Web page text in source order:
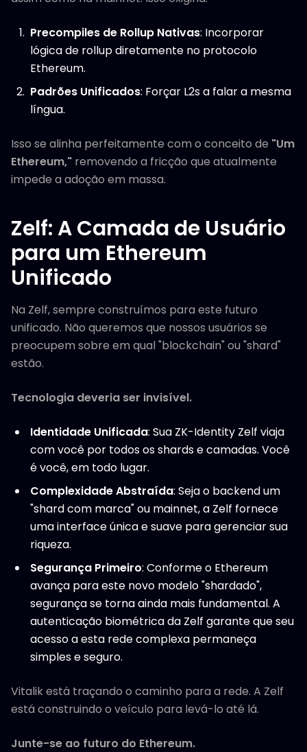
Precompiles de Rollup Nativas: Incorporar
lógica de rollup diretamente no protocolo
Ethereum.
Padrões Unificados: Forçar L2s a falar a mesma
língua.
Isso se alinha perfeitamente com o conceito de "Um
Ethereum," removendo a fricção que atualmente
impede a adoção em massa.
Zelf: A Camada de Usuário
para um Ethereum
Unificado
Na Zelf, sempre construímos para este futuro
unificado. Não queremos que nossos usuários se
preocupem sobre em qual "blockchain" ou "shard"
estão.
Tecnologia deveria ser invisível.
Identidade Unificada: Sua ZK-Identity Zelf viaja
com você por todos os shards e camadas. Você
é você, em todo lugar.
Complexidade Abstraída: Seja o backend um
"shard com marca" ou mainnet, a Zelf fornece
uma interface única e suave para gerenciar sua
riqueza.
Segurança Primeiro: Conforme o Ethereum
avança para este novo modelo "shardado",
segurança se torna ainda mais fundamental. A
autenticação biométrica da Zelf garante que seu
acesso a esta rede complexa permaneça
simples e seguro.
Vitalik está traçando o caminho para a rede. A Zelf
está construindo o veículo para levá-lo até lá.
Junte-se ao futuro do Ethereum.